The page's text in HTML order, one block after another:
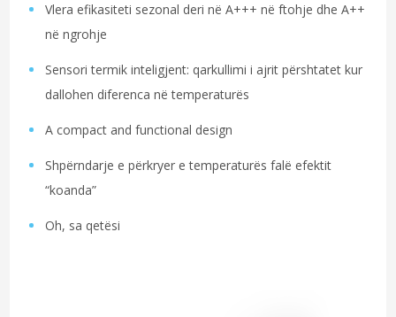
Vlera efikasiteti sezonal deri në A+++ në ftohje dhe A++
në ngrohje
Sensori termik inteligjent: qarkullimi i ajrit përshtatet kur
dallohen diferenca në temperaturës
A compact and functional design
Shpërndarje e përkryer e temperaturës falë efektit
“koanda”
Oh, sa qetësi